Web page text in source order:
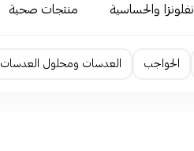
والحساسية منتجات صحية
الحواجب العدسات ومحلول العدسات